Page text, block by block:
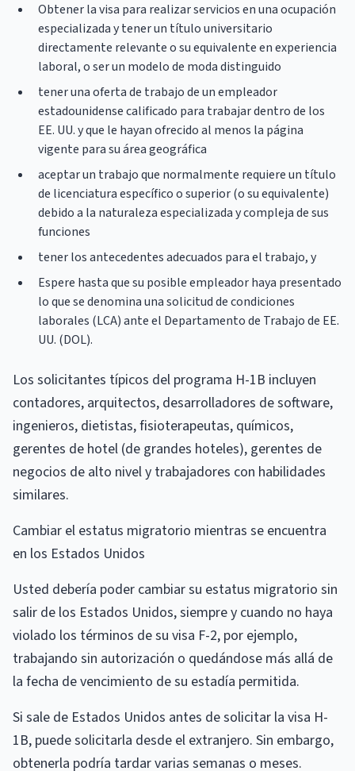
Obtener la visa para realizar servicios en una ocupación
especializada y tener un título universitario
directamente relevante o su equivalente en experiencia
laboral, o ser un modelo de moda distinguido
tener una oferta de trabajo de un empleador
estadounidense calificado para trabajar dentro de los
EE. UU. y que le hayan ofrecido al menos la página
vigente para su área geográfica
aceptar un trabajo que normalmente requiere un título
de licenciatura específico o superior (o su equivalente)
debido a la naturaleza especializada y compleja de sus
funciones
tener los antecedentes adecuados para el trabajo, y
Espere hasta que su posible empleador haya presentado
lo que se denomina una solicitud de condiciones
laborales (LCA) ante el Departamento de Trabajo de EE.
UU. (DOL).
Los solicitantes típicos del programa H-1B incluyen
contadores, arquitectos, desarrolladores de software,
ingenieros, dietistas, fisioterapeutas, químicos,
gerentes de hotel (de grandes hoteles), gerentes de
negocios de alto nivel y trabajadores con habilidades
similares.
Cambiar el estatus migratorio mientras se encuentra
en los Estados Unidos
Usted debería poder cambiar su estatus migratorio sin
salir de los Estados Unidos, siempre y cuando no haya
violado los términos de su visa F-2, por ejemplo,
trabajando sin autorización o quedándose más allá de
la fecha de vencimiento de su estadía permitida.
Si sale de Estados Unidos antes de solicitar la visa H-
1B, puede solicitarla desde el extranjero. Sin embargo,
obtenerla podría tardar varias semanas o meses.